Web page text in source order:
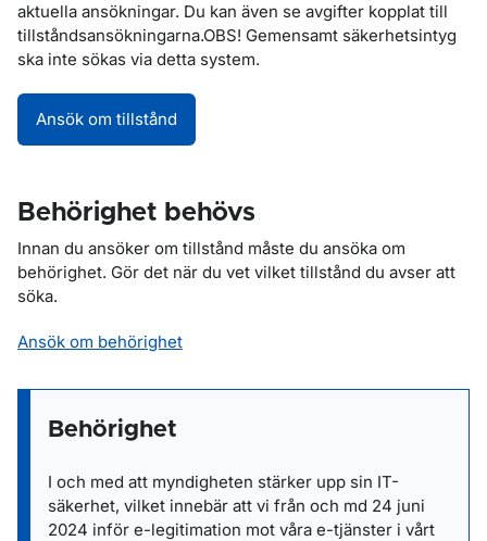
aktuella ansökningar. Du kan även se avgifter kopplat till
tillståndsansökningarna.OBS! Gemensamt säkerhetsintyg
ska inte sökas via detta system.
Ansök om tillstånd
Behörighet behövs
Innan du ansöker om tillstånd måste du ansöka om
behörighet. Gör det när du vet vilket tillstånd du avser att
söka.
Ansök om behörighet
Behörighet
I och med att myndigheten stärker upp sin IT-
säkerhet, vilket innebär att vi från och md 24 juni
2024 inför e-legitimation mot våra e-tjänster i vårt